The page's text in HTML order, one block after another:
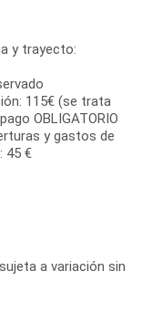
y trayecto:
115€ (se trata
OBLIGATORIO
y gastos de
45 €
a variación sin